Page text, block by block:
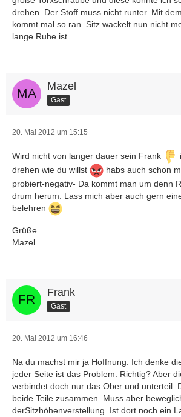
drehen. Der Stoff muss nicht runter. Mit
kommt mal so ran. Sitz wackelt nun nicht
lange Ruhe ist.
Mazel
Gast
20. Mai 2012 um 15:15
Wird nicht von langer dauer sein Frank
drehen wie du willst
habs auch schon
probiert-negativ- Da kommt man um denn
drum herum. Lass mich aber auch gern
belehren
Grüße
Mazel
Frank
Gast
20. Mai 2012 um 16:46
Na du machst mir ja Hoffnung. Ich denke
jeder Seite ist das Problem. Richtig? Aber
verbindet doch nur das Ober und unterteil.
beide Teile zusammen. Muss aber
derSitzhöhenverstellung. Ist dort noch ein